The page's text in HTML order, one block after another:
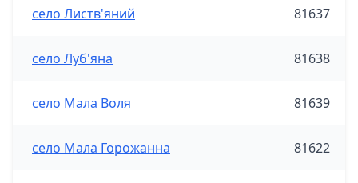
село Листв'яний 81637
село Луб'яна 81638
село Мала Воля 81639
село Мала Горожанна 81622